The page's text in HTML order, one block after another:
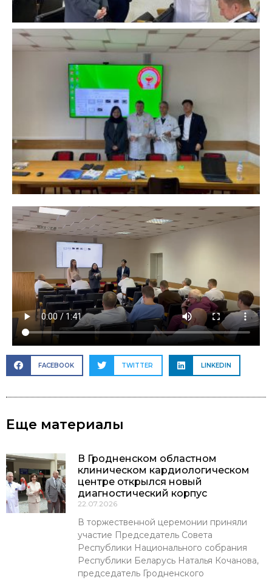
FACEBOOK TWITTER LINKEDIN
Еще материалы
В Гродненском областном
клиническом кардиологическом
центре открылся новый
диагностический корпус
22.07.2026
В торжественной церемонии приняли
участие Председатель Совета
Республики Национального собрания
Республики Беларусь Наталья Кочанова,
председатель Гродненского